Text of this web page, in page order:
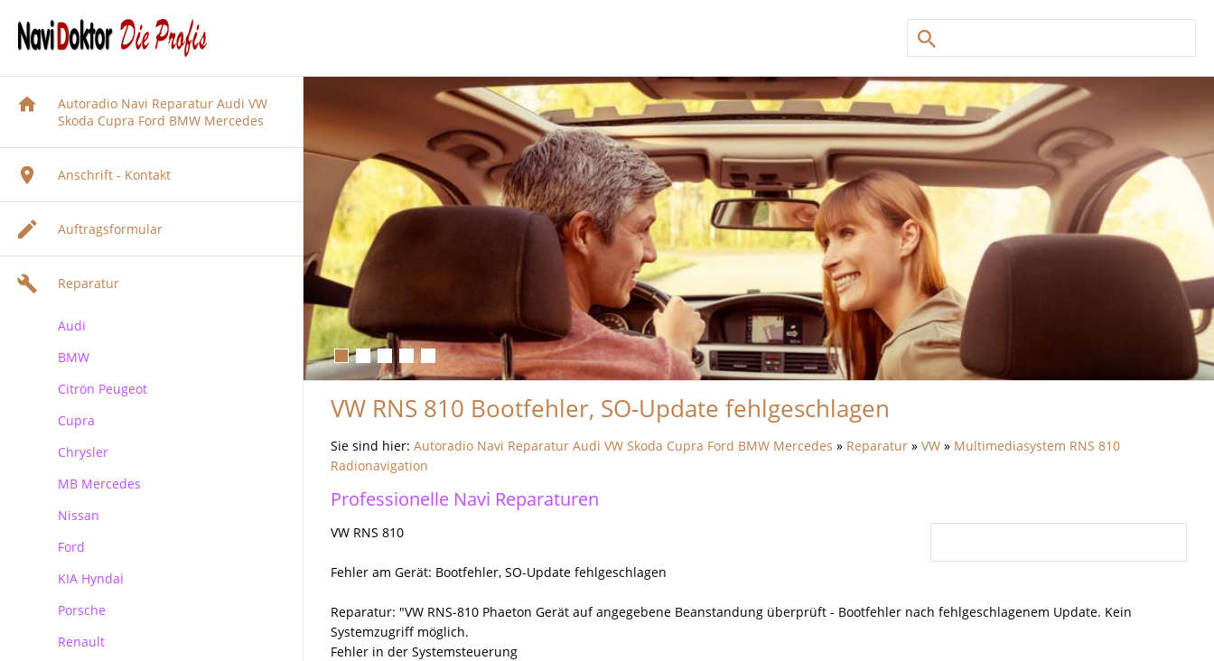
Autoradio Navi Reparatur Audi VW
Skoda Cupra Ford BMW Mercedes
Anschrift - Kontakt
Auftragsformular
Reparatur
Audi
Audi Navigation Autoradio
BMW
BMW Navi Reparatur
BMW Becker CCC Navirechner
Citrön Peugeot
Cupra
Chrysler
MB Mercedes
Mercedes Autoradio Navigation
MB Navigation
Becker Autoradio Navigation
Kundenanfragen
Nissan
Ford
Ford Blaupunkt Bosch FX
Ford Blaupunkt Bosch NX
Ford Blaupunkt Bosch MCA NX
KIA Hyndai
Porsche
Porsche PCM Premium Reparatur
Renault
VW RNS 810 Bootfehler, SO-Update fehlgeschlagen
Sie sind hier: Autoradio Navi Reparatur Audi VW Skoda Cupra Ford BMW Mercedes » Reparatur » VW » Multimediasystem RNS 810
Radionavigation
Professionelle Navi Reparaturen
VW RNS 810
Fehler am Gerät: Bootfehler, SO-Update fehlgeschlagen
Reparatur: "VW RNS-810 Phaeton Gerät auf angegebene Beanstandung überprüft - Bootfehler nach fehlgeschlagenem Update. Kein
Systemzugriff möglich.
Fehler in der Systemsteuerung